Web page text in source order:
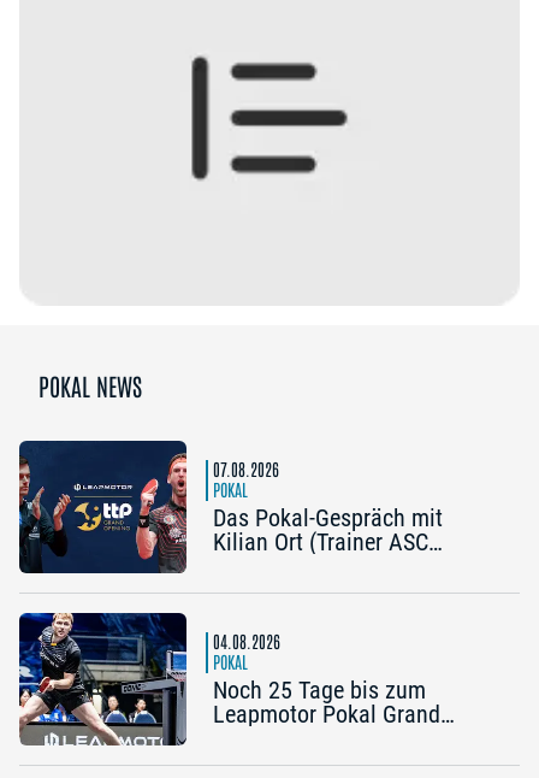
POKAL NEWS
07.08.2026
POKAL
Das Pokal-Gespräch mit
Kilian Ort (Trainer ASC
Mengel (Post SV
wäre noch einmal schön“
04.08.2026
POKAL
Noch 25 Tage bis zum
Leapmotor Pokal Grand
Tickets zum Preis von zwei